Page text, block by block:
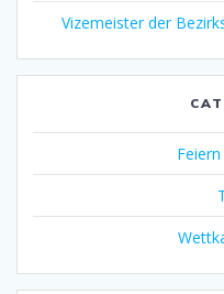
Vizemeister der